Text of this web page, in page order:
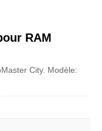
RAM
City. Modèle: